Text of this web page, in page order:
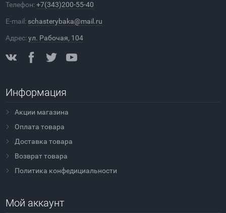
Телефон:+7(343)200-55-40
E-mail: schasterybaka@mail.ru
Адрес:ул. Рабочая, 104
Информация
Акции магазина
Оплата товара
Доставка товара
Возврат товара
Политика конфедициальности
Мой аккаунт